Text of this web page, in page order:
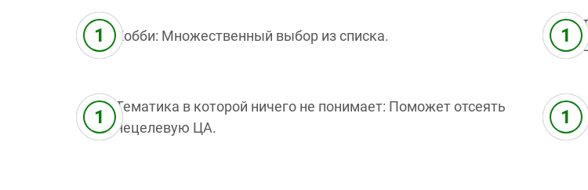
Хобби: Множественный выбор из списка.
Тематика в которой ничего не понимает: Поможет отсеять
нецелевую ЦА.